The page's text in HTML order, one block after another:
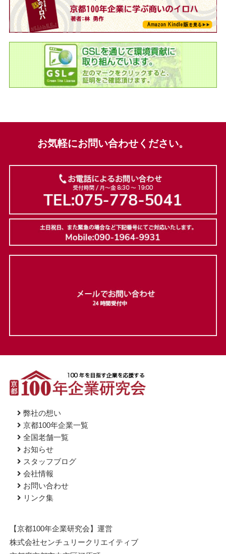
お気軽にお問い合わせください。
弊社の想い
京都100年企業一覧
全国老舗一覧
お知らせ
スタッフブログ
会社情報
お問い合わせ
リンク集
【京都100年企業研究会】運営
株式会社センチュリークリエイティブ